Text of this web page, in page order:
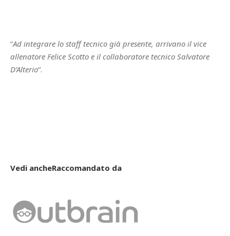
“Ad integrare lo staff tecnico già presente, arrivano il vice
allenatore Felice Scotto e il collaboratore tecnico Salvatore
D’Alterio“.
Vedi ancheRaccomandato da